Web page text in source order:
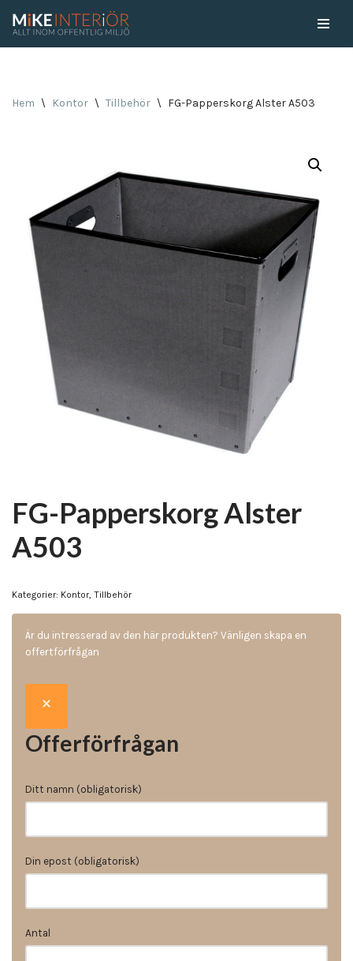
Hem \ Kontor \ Tillbehör \ FG-Papperskorg Alster A503
FG-Papperskorg Alster
A503
Kategorier: Kontor, Tillbehör
Är du intresserad av den här produkten? Vänligen skapa en
offertförfrågan
Offerförfrågan
Ditt namn (obligatorisk)
Din epost (obligatorisk)
Antal